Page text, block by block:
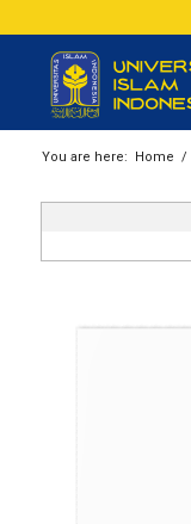
You are here: Home /